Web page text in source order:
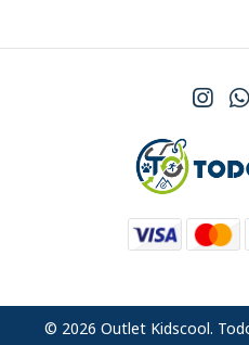
© 2026 Outlet Kidscool.